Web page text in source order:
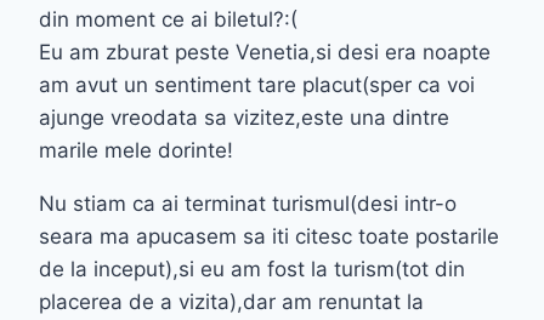
din moment ce ai biletul?:(
Eu am zburat peste Venetia,si desi era noapte
am avut un sentiment tare placut(sper ca voi
ajunge vreodata sa vizitez,este una dintre
marile mele dorinte!
Nu stiam ca ai terminat turismul(desi intr-o
seara ma apucasem sa iti citesc toate postarile
de la inceput),si eu am fost la turism(tot din
placerea de a vizita),dar am renuntat la